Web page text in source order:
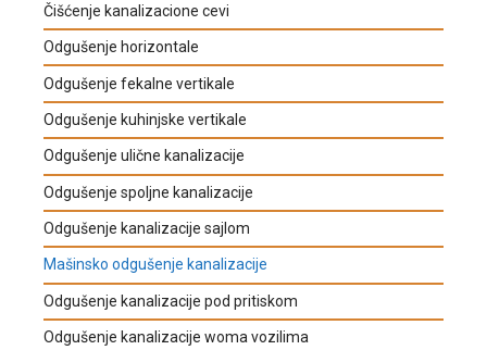
Čišćenje kanalizacione cevi
Odgušenje horizontale
Odgušenje fekalne vertikale
Odgušenje kuhinjske vertikale
Odgušenje ulične kanalizacije
Odgušenje spoljne kanalizacije
Odgušenje kanalizacije sajlom
Mašinsko odgušenje kanalizacije
Odgušenje kanalizacije pod pritiskom
Odgušenje kanalizacije woma vozilima